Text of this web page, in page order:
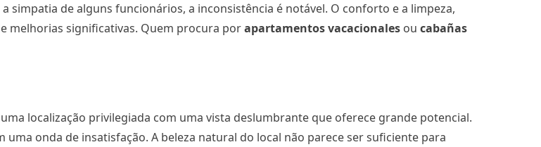
simpatia de alguns funcionários, a inconsistência é notável. O conforto e a limpeza,
melhorias significativas. Quem procura porapartamentos vacacionales ou cabañas
localização privilegiada com uma vista deslumbrante que oferece grande potencial.
onda de insatisfação. A beleza natural do local não parece ser suficiente para